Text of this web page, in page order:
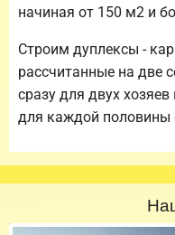
начиная от 150 м2 и
Строим дуплексы -
рассчитанные на две
сразу для двух
для каждой половины